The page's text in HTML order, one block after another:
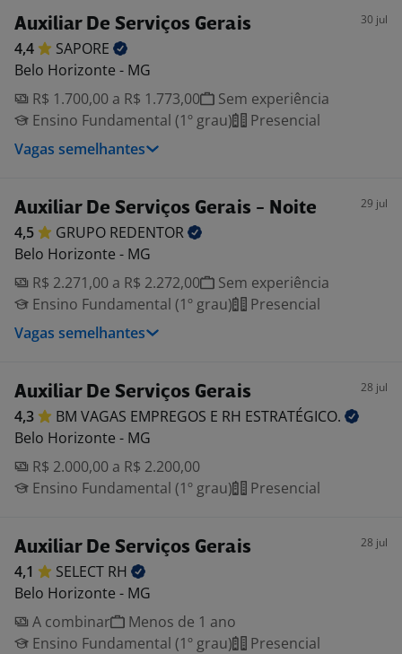
Auxiliar De Serviços Gerais 30 jul
4,4
SAPORE
Belo Horizonte - MG
R$ 1.700,00 a R$ 1.773,00
Sem experiência
Ensino Fundamental (1º grau)
Presencial
Vagas semelhantes
Auxiliar De Serviços Gerais - Noite 29 jul
4,5 GRUPO REDENTOR
Belo Horizonte - MG
R$ 2.271,00 a R$ 2.272,00
Sem experiência
Ensino Fundamental (1º grau)
Presencial
Vagas semelhantes
Auxiliar De Serviços Gerais 28 jul
4,3 BM VAGAS EMPREGOS E RH ESTRATÉGICO.
Belo Horizonte - MG
R$ 2.000,00 a R$ 2.200,00
Ensino Fundamental (1º grau)
Presencial
Auxiliar De Serviços Gerais 28 jul
4,1 SELECT RH
Belo Horizonte - MG
A combinar
Menos de 1 ano
Ensino Fundamental (1º grau)
Presencial